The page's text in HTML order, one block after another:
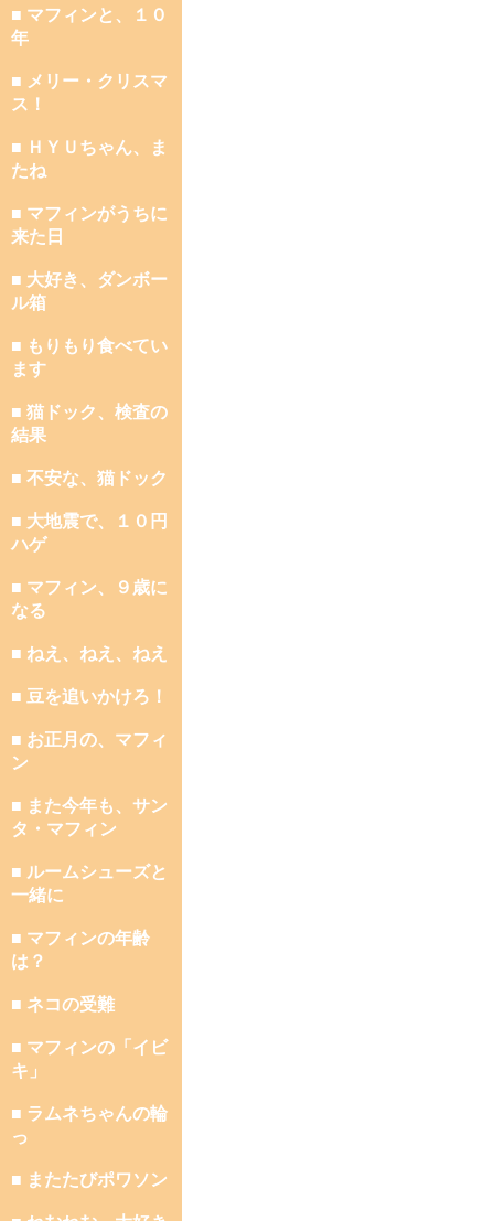
■ マフィンと、１０
年
■ メリー・クリスマ
ス！
■ ＨＹＵちゃん、ま
たね
■ マフィンがうちに
来た日
■ 大好き、ダンボー
ル箱
■ もりもり食べてい
ます
■ 猫ドック、検査の
結果
■ 不安な、猫ドック
■ 大地震で、１０円
ハゲ
■ マフィン、９歳に
なる
■ ねえ、ねえ、ねえ
■ 豆を追いかけろ！
■ お正月の、マフィ
ン
■ また今年も、サン
タ・マフィン
■ ルームシューズと
一緒に
■ マフィンの年齢
は？
■ ネコの受難
■ マフィンの「イビ
キ」
■ ラムネちゃんの輪
っ
■ またたびポワソン